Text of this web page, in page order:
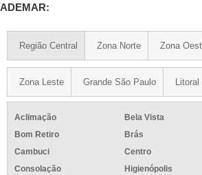
ADEMAR:
Região Central Zona Norte Zona
Zona Leste Grande São Paulo
Aclimação
Bela Vista
Bom Retiro
Brás
Cambuci
Centro
Consolação
Higienópolis